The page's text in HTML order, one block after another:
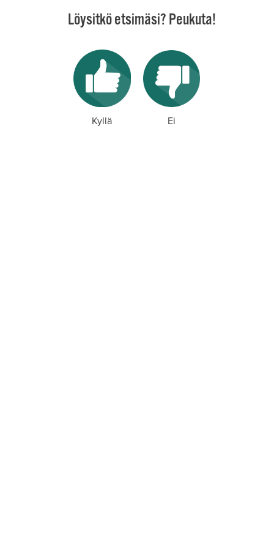
Löysitkö etsimäsi? Peukuta!
Kyllä Ei